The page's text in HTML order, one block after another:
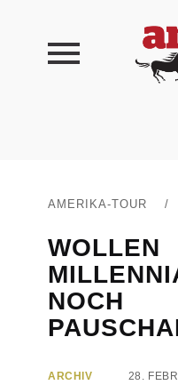
AMERIKA-TOUR /
WOLLEN
NOCH
ARCHIV 28.